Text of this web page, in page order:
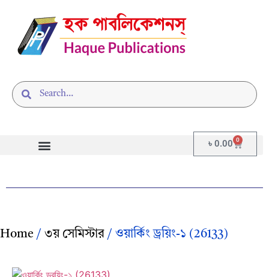
৳ 0.00 0
Home / ৩য় সেমিস্টার / ওয়ার্কিং ড্রয়িং-১ (26133)